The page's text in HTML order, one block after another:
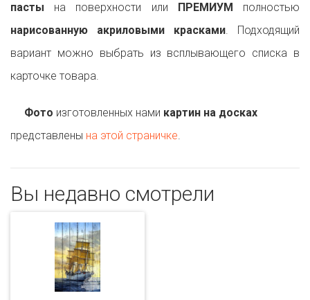
пасты на поверхности или ПРЕМИУМ
полностью
нарисованную акриловыми красками. Подходящий
вариант можно выбрать из всплывающего списка в
карточке товара.
Фото изготовленных нами картин на досках
представлены на этой страничке.
Вы недавно смотрели